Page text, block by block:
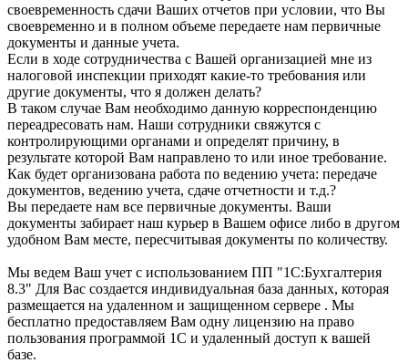
своевременность сдачи Ваших отчетов при условии, что Вы
своевременно и в полном объеме передаете нам первичные
документы и данные учета.
Если в ходе сотрудничества с Вашей организацией мне из
налоговой инспекции приходят какие-то требования или
другие документы, что я должен делать?
В таком случае Вам необходимо данную корреспонденцию
переадресовать нам. Наши сотрудники свяжутся с
контролирующими органами и определят причину, в
результате которой Вам направлено то или иное требование.
Как будет организована работа по ведению учета: передаче
документов, ведению учета, сдаче отчетности и т.д.?
Вы передаете нам все первичные документы. Ваши
документы забирает наш курьер в Вашем офисе либо в другом
удобном Вам месте, пересчитывая документы по количеству.
Мы ведем Ваш учет с использованием ПП "1С:Бухгалтерия
8.3" Для Вас создается индивидуальная база данных, которая
размещается на удаленном и защищенном сервере . Мы
бесплатно предоставляем Вам одну лицензию на право
пользования программой 1С и удаленный доступ к вашей
базе.